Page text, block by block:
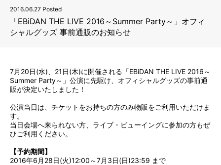
2016.06.27 Posted
「EBiDAN THE LIVE 2016～Summer Party～」オフィ
シャルグッズ 事前通販のお知らせ
7月20日(水)、21日(木)に開催される「EBiDAN THE LIVE 2016～
Summer Party～」公演に先駆け、オフィシャルグッズの事前通
販が決定いたしました！
公演当日は、チケットをお持ちの方のみ物販をご利用いただけま
す。
当日会場へ来られない方、ライブ・ビューイングに参加の方もぜ
ひご利用ください。
【予約期間】
2016年6月28日(火)12:00～7月3日(日)23:59 まで